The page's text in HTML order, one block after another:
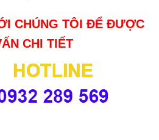
CHÚNG TÔI ĐỂ ĐƯỢC
CHI TIẾT